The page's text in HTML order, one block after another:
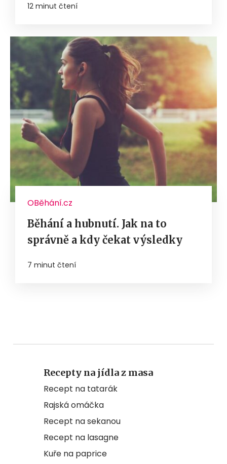
12 minut čtení
OBěhání.cz
Běhání a hubnutí. Jak na to
správně a kdy čekat výsledky
7 minut čtení
Recepty na jídla z masa
Recept na tatarák
Rajská omáčka
Recept na sekanou
Recept na lasagne
Kuře na paprice